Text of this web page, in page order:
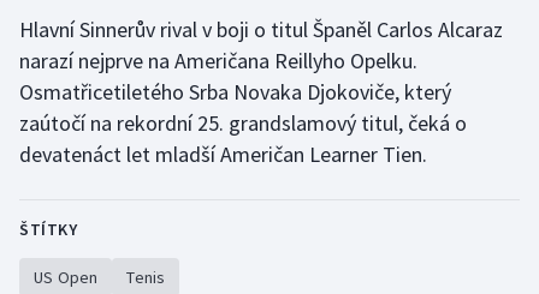
Parasport
Plavání
Plážový volejbal
Hlavní Sinnerův rival v boji o titul Španěl Carlos Alcaraz
narazí nejprve na Američana Reillyho Opelku.
Osmatřicetiletého Srba Novaka Djokoviče, který
zaútočí na rekordní 25. grandslamový titul, čeká o
devatenáct let mladší Američan Learner Tien.
ŠTÍTKY
US Open Tenis